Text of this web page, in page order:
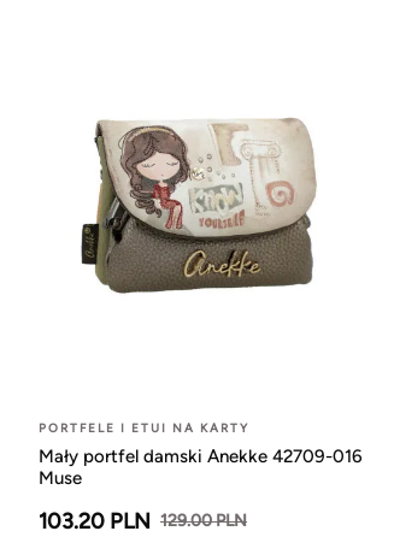
PORTFELE I ETUI NA KARTY
Mały portfel damski Anekke 42709-016
Muse
103.20 PLN 129.00 PLN